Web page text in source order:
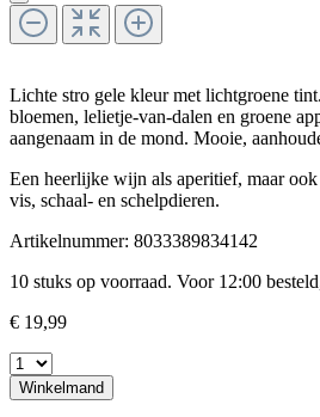
Lichte stro gele kleur met lichtgroene
bloemen, lelietje-van-dalen en groene
aangenaam in de mond. Mooie,
Een heerlijke wijn als aperitief, maar
vis, schaal- en schelpdieren.
Artikelnummer: 8033389834142
10 stuks op voorraad. Voor 12:00
€ 19,99
Winkelmand